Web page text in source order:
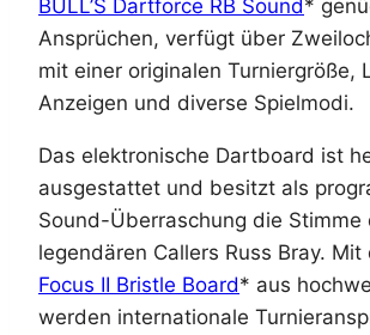
BULL’S Dartforce RB Sound*
Ansprüchen, verfügt über
mit einer originalen Turniergröße,
Anzeigen und diverse Spielmodi.
Das elektronische Dartboard ist
ausgestattet und besitzt als
Sound-Überraschung die Stimme
legendären Callers Russ Bray. Mit
Focus II Bristle Board* aus
werden internationale